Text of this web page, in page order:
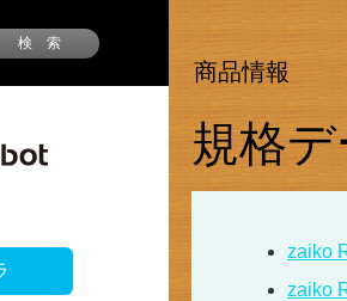
商品情報
規格
zaiko
zaiko
検 索